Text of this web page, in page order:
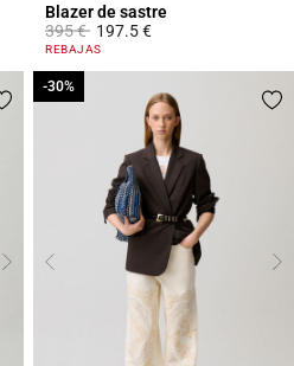
Blazer de sastre
Price reduced from
395 €to197.5 €
5 out of 5 Customer Rating
REBAJAS
-30%
-30%